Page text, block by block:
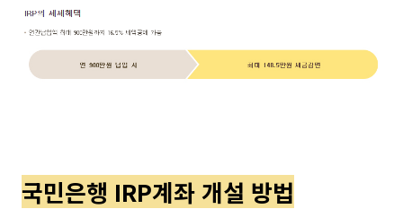
국민은행 IRP계좌 개설 방법